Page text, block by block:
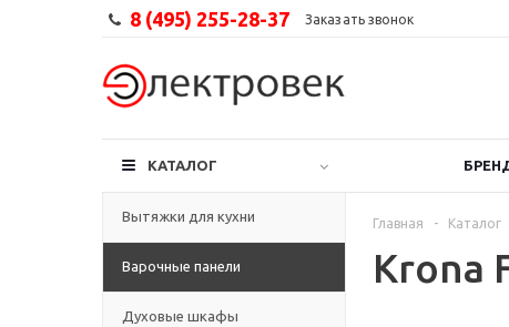
8 (495) 255-28-37 Заказать звонок
КАТАЛОГ
Вытяжки для кухни
Варочные панели
Духовые шкафы
Главная - Каталог
Krona